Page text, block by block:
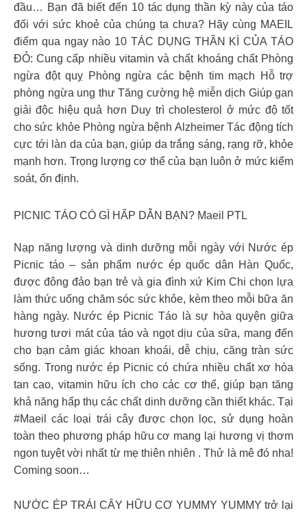
đầu… Bạn đã biết đến 10 tác dụng thần kỳ này của táo
đối với sức khoẻ của chúng ta chưa? Hãy cùng MAEIL
điểm qua ngay nào 10 TÁC DỤNG THẦN KÌ CỦA TÁO
ĐỎ: Cung cấp nhiều vitamin và chất khoáng chất Phòng
ngừa đột quỵ Phòng ngừa các bệnh tim mạch Hỗ trợ
phòng ngừa ung thư Tăng cường hệ miễn dịch Giúp gan
giải độc hiệu quả hơn Duy trì cholesterol ở mức độ tốt
cho sức khỏe Phòng ngừa bệnh Alzheimer Tác động tích
cực tới làn da của bạn, giúp da trắng sáng, rạng rỡ, khỏe
mạnh hơn. Trọng lượng cơ thể của bạn luôn ở mức kiểm
soát, ổn định.
PICNIC TÁO CÓ GÌ HẤP DẪN BẠN? Maeil PTL
Nạp năng lượng và dinh dưỡng mỗi ngày với Nước ép
Picnic táo – sản phẩm nước ép quốc dân Hàn Quốc,
được đông đảo bạn trẻ và gia đình xứ Kim Chi chọn lựa
làm thức uống chăm sóc sức khỏe, kèm theo mỗi bữa ăn
hàng ngày. Nước ép Picnic Táo là sự hòa quyện giữa
hương tươi mát của táo và ngọt dịu của sữa, mang đến
cho bạn cảm giác khoan khoái, dễ chịu, căng tràn sức
sống. Trong nước ép Picnic có chứa nhiều chất xơ hòa
tan cao, vitamin hữu ích cho các cơ thể, giúp bạn tăng
khả năng hấp thụ các chất dinh dưỡng cần thiết khác. Tại
#Maeil các loại trái cây được chọn lọc, sử dụng hoàn
toàn theo phương pháp hữu cơ mang lại hương vị thơm
ngon tuyệt vời nhất từ mẹ thiên nhiên . Thử là mê đó nha!
Coming soon…
NƯỚC ÉP TRÁI CÂY HỮU CƠ YUMMY YUMMY trở lại